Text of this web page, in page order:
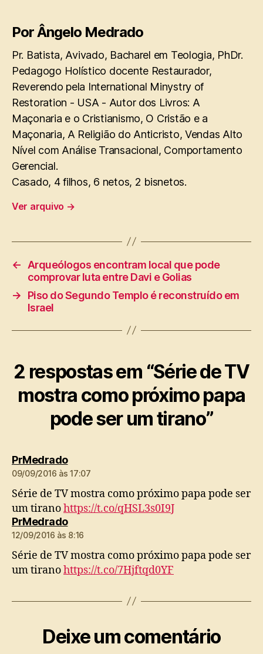
Por Ângelo Medrado
Pr. Batista, Avivado, Bacharel em Teologia, PhDr.
Pedagogo Holístico docente Restaurador,
Reverendo pela International Minystry of
Restoration - USA - Autor dos Livros: A
Maçonaria e o Cristianismo, O Cristão e a
Maçonaria, A Religião do Anticristo, Vendas Alto
Nível com Análise Transacional, Comportamento
Gerencial.
Casado, 4 filhos, 6 netos, 2 bisnetos.
Ver arquivo →
←
Arqueólogos encontram local que pode
comprovar luta entre Davi e Golias
→
Piso do Segundo Templo é reconstruído em
Israel
2 respostas em “Série de TV
mostra como próximo papa
pode ser um tirano”
PrMedradodiz:
09/09/2016 às 17:07
Série de TV mostra como próximo papa pode ser
um tiranohttps://t.co/qHSL3s0I9J
PrMedradodiz:
12/09/2016 às 8:16
Série de TV mostra como próximo papa pode ser
um tiranohttps://t.co/7Hjftqd0YF
Deixe um comentário